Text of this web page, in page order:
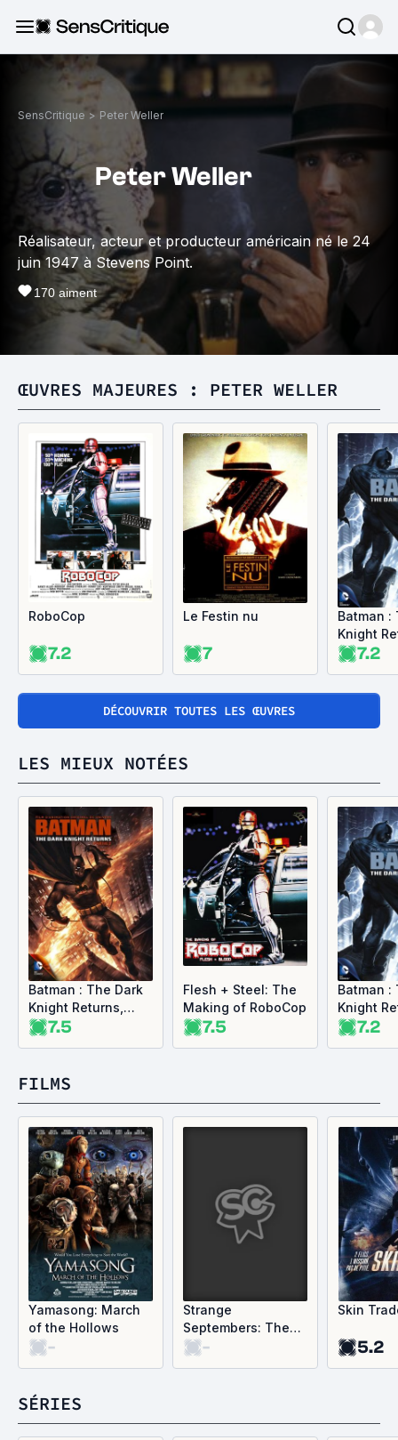
SensCritique > Peter Weller
Peter Weller
Réalisateur, acteur et producteur américain né le 24
juin 1947 à Stevens Point.
170 aiment
ŒUVRES MAJEURES : PETER WELLER
RoboCop
7.2
Le Festin nu
7
Batman :
Knight
partie 1
7.2
DÉCOUVRIR TOUTES LES ŒUVRES
LES MIEUX NOTÉES
Batman : The Dark
Knight Returns,
partie 2
7.5
Flesh + Steel: The
Making of RoboCop
7.5
Batman :
Knight
partie 1
7.2
FILMS
Yamasong: March
of the Hollows
-
Strange
Septembers: The
Hill Abduction & the
-
Skin
5.2
SÉRIES